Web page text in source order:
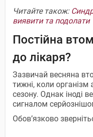
Читайте також:
виявити та подолати
Постійна
до лікаря?
Зазвичай весняна
тижні, коли організм
сезону. Однак іноді
сигналом
Обов’язково